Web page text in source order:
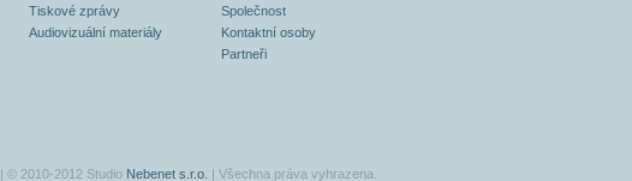
Tiskové zprávy
Audiovizuální materiály
Společnost
Kontaktní osoby
Partneři
| © 2010-2012 Studio Nebenet s.r.o. | Všechna práva vyhrazena.